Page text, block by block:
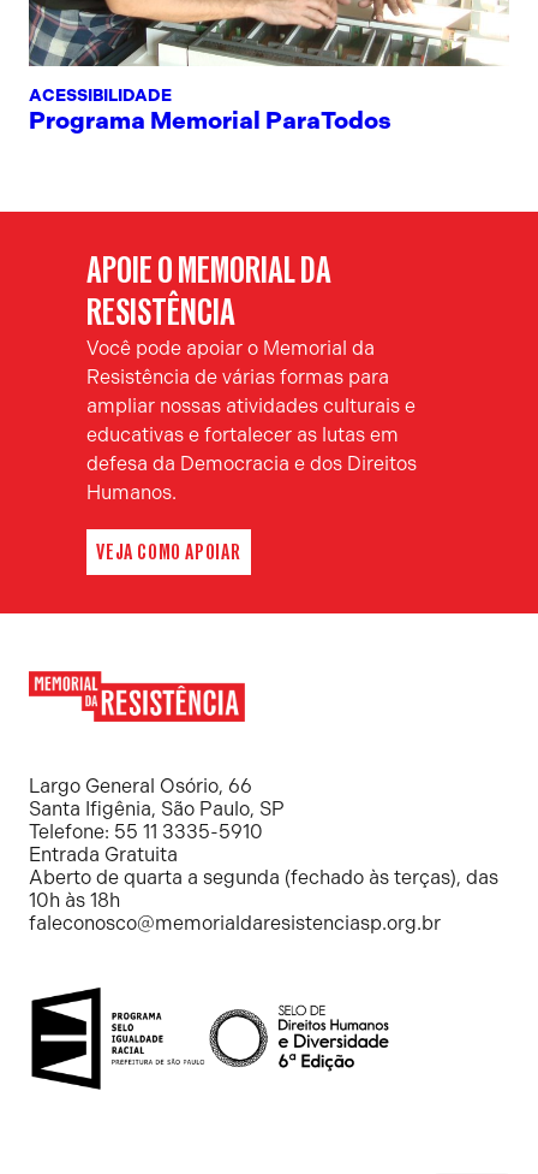
ACESSIBILIDADE
Programa Memorial ParaTodos
APOIE O MEMORIAL DA
RESISTÊNCIA
Você pode apoiar o Memorial da
Resistência de várias formas para
ampliar nossas atividades culturais e
educativas e fortalecer as lutas em
defesa da Democracia e dos Direitos
Humanos.
VEJA COMO APOIAR
Resistência
Largo General Osório, 66
Santa Ifigênia, São Paulo, SP
Telefone: 55 11 3335-5910
Entrada Gratuita
Aberto de quarta a segunda (fechado às terças), das
10h às 18h
faleconosco@memorialdaresistenciasp.org.br